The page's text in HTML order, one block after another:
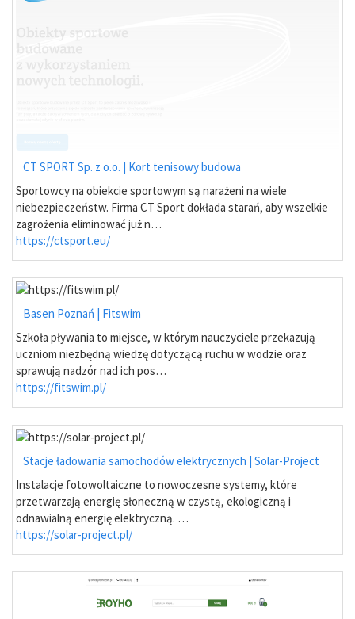
CT SPORT Sp. z o.o. | Kort tenisowy budowa
Sportowcy na obiekcie sportowym są narażeni na wiele
niebezpieczeństw. Firma CT Sport dokłada starań, aby wszelkie
zagrożenia eliminować już n…
https://ctsport.eu/
Basen Poznań | Fitswim
Szkoła pływania to miejsce, w którym nauczyciele przekazują
uczniom niezbędną wiedzę dotyczącą ruchu w wodzie oraz
sprawują nadzór nad ich pos…
https://fitswim.pl/
Stacje ładowania samochodów elektrycznych | Solar-Project
Instalacje fotowoltaiczne to nowoczesne systemy, które
przetwarzają energię słoneczną w czystą, ekologiczną i
odnawialną energię elektryczną. …
https://solar-project.pl/